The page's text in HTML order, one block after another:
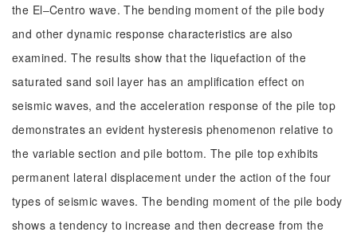
the El‒Centro wave. The bending moment of the pile body
and other dynamic response characteristics are also
examined. The results show that the liquefaction of the
saturated sand soil layer has an amplification effect on
seismic waves, and the acceleration response of the pile top
demonstrates an evident hysteresis phenomenon relative to
the variable section and pile bottom. The pile top exhibits
permanent lateral displacement under the action of the four
types of seismic waves. The bending moment of the pile body
shows a tendency to increase and then decrease from the